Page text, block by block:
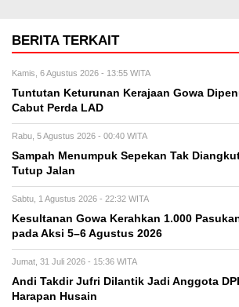
BERITA TERKAIT
Kamis, 6 Agustus 2026 - 13:55 WITA
Tuntutan Keturunan Kerajaan Gowa
Cabut Perda LAD
Rabu, 5 Agustus 2026 - 00:40 WITA
Sampah Menumpuk Sepekan Tak
Tutup Jalan
Sabtu, 1 Agustus 2026 - 22:32 WITA
Kesultanan Gowa Kerahkan 1.000
pada Aksi 5–6 Agustus 2026
Jumat, 31 Juli 2026 - 15:36 WITA
Andi Takdir Jufri Dilantik Jadi Anggota
Harapan Husain